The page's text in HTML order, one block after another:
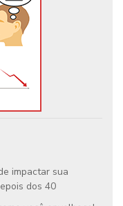
impactar sua
dos 40